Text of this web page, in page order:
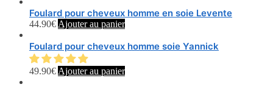
Foulard pour cheveux homme en soie Levente
44.90€ Ajouter au panier
Foulard pour cheveux homme soie Yannick
49.90€ Ajouter au panier